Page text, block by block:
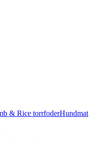
Hundmat